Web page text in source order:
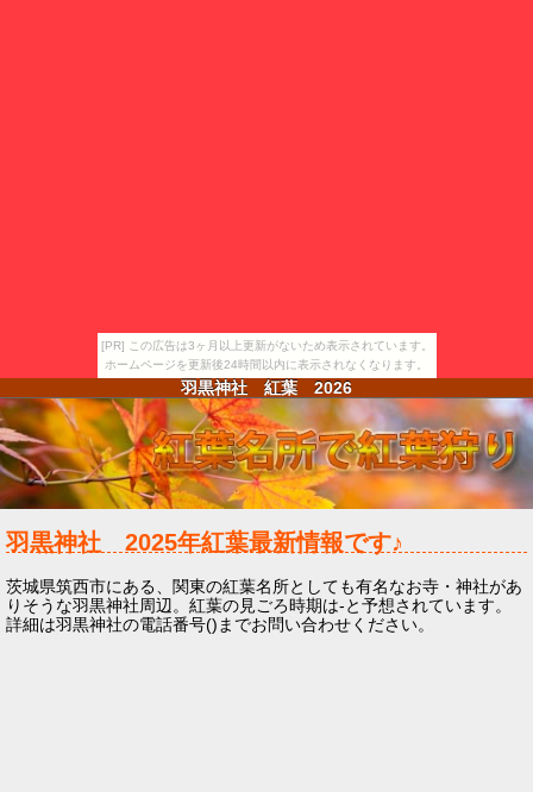
[PR] この広告は3ヶ月以上更新がないため表示されています。
ホームページを更新後24時間以内に表示されなくなります。
羽黒神社 紅葉 2026
羽黒神社 2025年紅葉最新情報です♪
茨城県筑西市にある、関東の紅葉名所としても有名なお寺・神社があ
りそうな羽黒神社周辺。紅葉の見ごろ時期は-と予想されています。
詳細は羽黒神社の電話番号()までお問い合わせください。